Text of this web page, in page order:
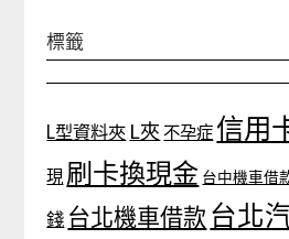
標籤
L型資料夾 L夾 不孕症 信用
現 刷卡換現金 台中機車借
錢 台北機車借款 台北